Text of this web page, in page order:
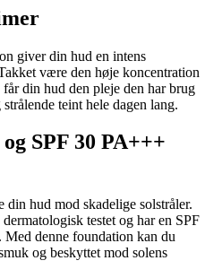
giver din hud en intens
være den høje koncentration
din hud den pleje den har brug
teint hele dagen lang.
SPF 30 PA+++
hud mod skadelige solstråler.
testet og har en SPF
denne foundation kan du
og beskyttet mod solens